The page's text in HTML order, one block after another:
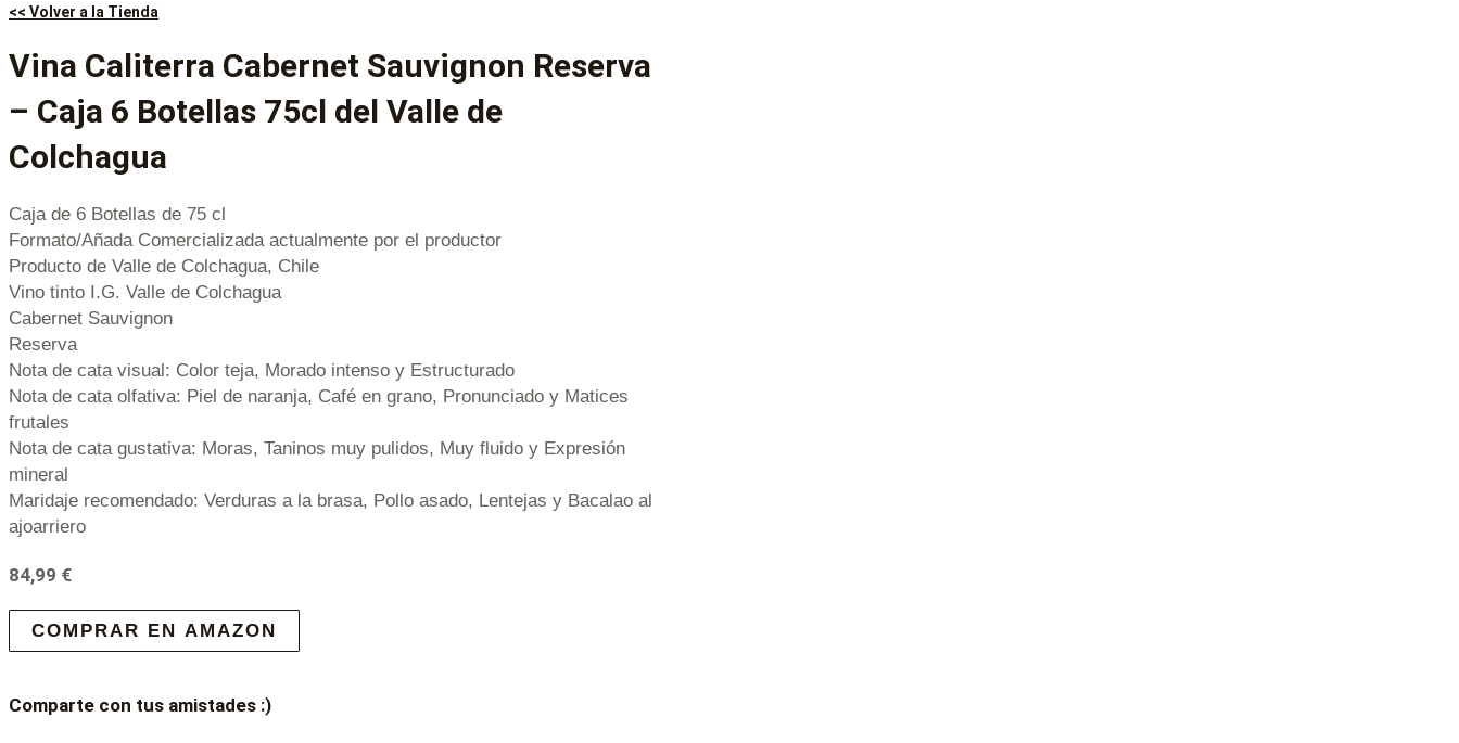
<< Volver a la Tienda
Vina Caliterra Cabernet Sauvignon Reserva
– Caja 6 Botellas 75cl del Valle de
Colchagua
Caja de 6 Botellas de 75 cl
Formato/Añada Comercializada actualmente por el productor
Producto de Valle de Colchagua, Chile
Vino tinto I.G. Valle de Colchagua
Cabernet Sauvignon
Reserva
Nota de cata visual: Color teja, Morado intenso y Estructurado
Nota de cata olfativa: Piel de naranja, Café en grano, Pronunciado y Matices
frutales
Nota de cata gustativa: Moras, Taninos muy pulidos, Muy fluido y Expresión
mineral
Maridaje recomendado: Verduras a la brasa, Pollo asado, Lentejas y Bacalao al
ajoarriero
84,99 €
COMPRAR EN AMAZON
Comparte con tus amistades :)